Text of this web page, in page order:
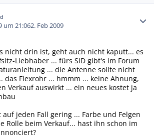
um 21:062. Feb 2009
nicht drin ist, geht auch nicht kaputt... es
Liebhaber ... fürs SID gibt's im Forum
... die Antenne sollte nicht
das Flexrohr ... hmmm ... keine Ahnung,
Verkauf auswirkt ... ein neues kostet ja
jeden Fall gering ... Farbe und Felgen
Rolle beim Verkauf... hast ihn schon im